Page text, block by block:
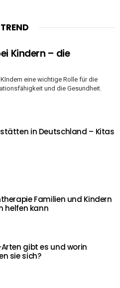
Kindern – die
eine wichtige Rolle für die
und die Gesundheit.
in Deutschland – Kitas
Familien und Kindern
helfen kann
gibt es und worin
sie sich?